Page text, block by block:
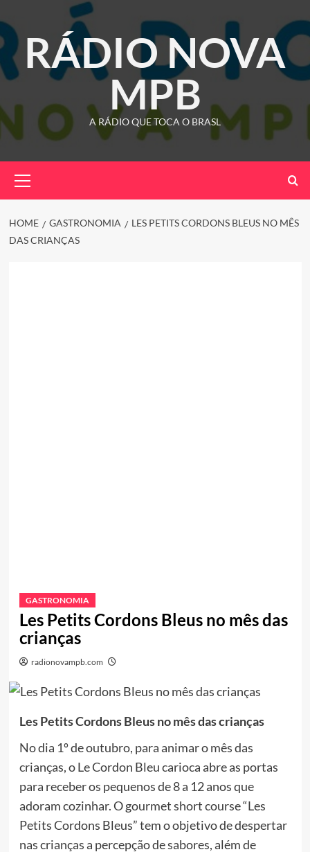
to
contentRÁDIO NOVA
MPB
A RÁDIO QUE TOCA O BRASL
Menu
HOME GASTRONOMIA
LES PETITS CORDONS BLEUS NO MÊS
DAS CRIANÇAS
GASTRONOMIA
Les Petits Cordons Bleus no mês das
crianças
radionovampb.com
Les Petits Cordons Bleus no mês das crianças
No dia 1º de outubro, para animar o mês das
crianças, o Le Cordon Bleu carioca abre as portas
para receber os pequenos de 8 a 12 anos que
adoram cozinhar. O gourmet short course “Les
Petits Cordons Bleus” tem o objetivo de despertar
nas crianças a percepção de sabores, além de